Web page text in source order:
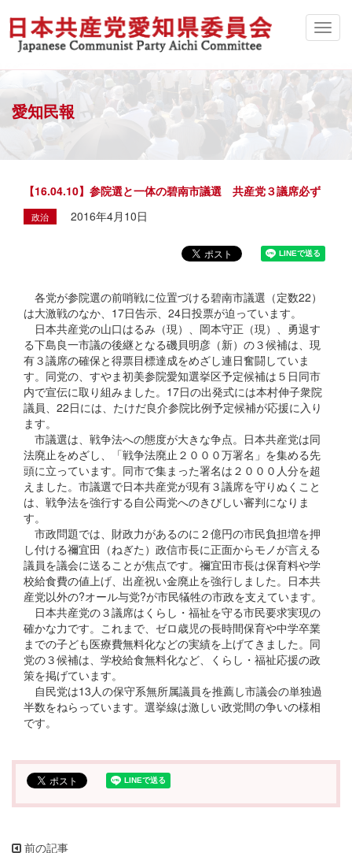
愛知民報
【16.04.10】参院選と一体の碧南市議選 共産党３議席必ず
政治 2016年4月10日
各党が参院選の前哨戦に位置づける碧南市議選（定数22）
は大激戦のなか、17日告示、24日投票が迫っています。
日本共産党の山口はるみ（現）、岡本守正（現）、勇退す
る下島良一市議の後継となる磯貝明彦（新）の３候補は、現
有３議席の確保と得票目標達成をめざし連日奮闘していま
す。同党の、すやま初美参院愛知選挙区予定候補は５日同市
内で宣伝に取り組みました。17日の出発式には本村伸子衆院
議員、22日には、たけだ良介参院比例予定候補が応援に入り
ます。
市議選は、戦争法への態度が大きな争点。日本共産党は同
法廃止をめざし、「戦争法廃止２０００万署名」を集める先
頭に立っています。同市で集まった署名は２０００人分を超
えました。市議選で日本共産党が現有３議席を守りぬくこと
は、戦争法を強行する自公両党へのきびしい審判になりま
す。
市政問題では、財政力があるのに２億円の市民負担増を押
し付ける禰宜田（ねぎた）政信市長に正面からモノが言える
議員を議会に送ることが焦点です。禰宜田市長は保育料や学
校給食費の値上げ、出産祝い金廃止を強行しました。日本共
産党以外の?オール与党?が市民犠牲の市政を支えています。
日本共産党の３議席はくらし・福祉を守る市民要求実現の
確かな力です。これまで、ゼロ歳児の長時間保育や中学卒業
までの子ども医療費無料化などの実績を上げてきました。同
党の３候補は、学校給食無料化など、くらし・福祉応援の政
策を掲げています。
自民党は13人の保守系無所属議員を推薦し市議会の単独過
半数をねらっています。選挙線は激しい政党間の争いの様相
です。